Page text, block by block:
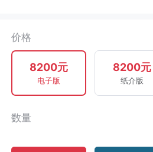
价格
8200元
电子版
8200元
纸介版
数量